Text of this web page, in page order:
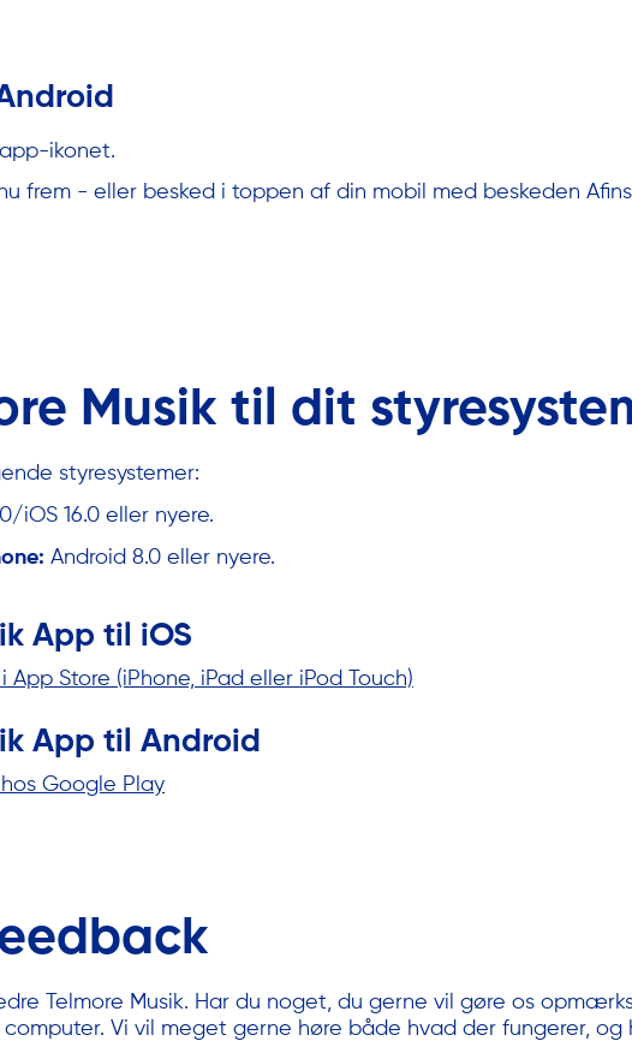
ikonet.
frem - eller besked i toppen af din mobil med beskeden
Musik til dit
styresystemer:
iOS 16.0 eller nyere.
Android 8.0 eller nyere.
App til iOS
App Store (iPhone, iPad eller iPod Touch)
App til Android
Google Play
Telmore Musik. Har du noget, du gerne vil gøre os
Vi vil meget gerne høre både hvad der fungerer, og